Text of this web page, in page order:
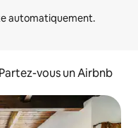
Partez-vous un Airbnb